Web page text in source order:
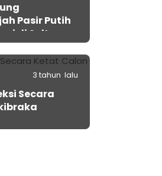
Pasir Putih
di Sulteng
3 tahun lalu
Secara